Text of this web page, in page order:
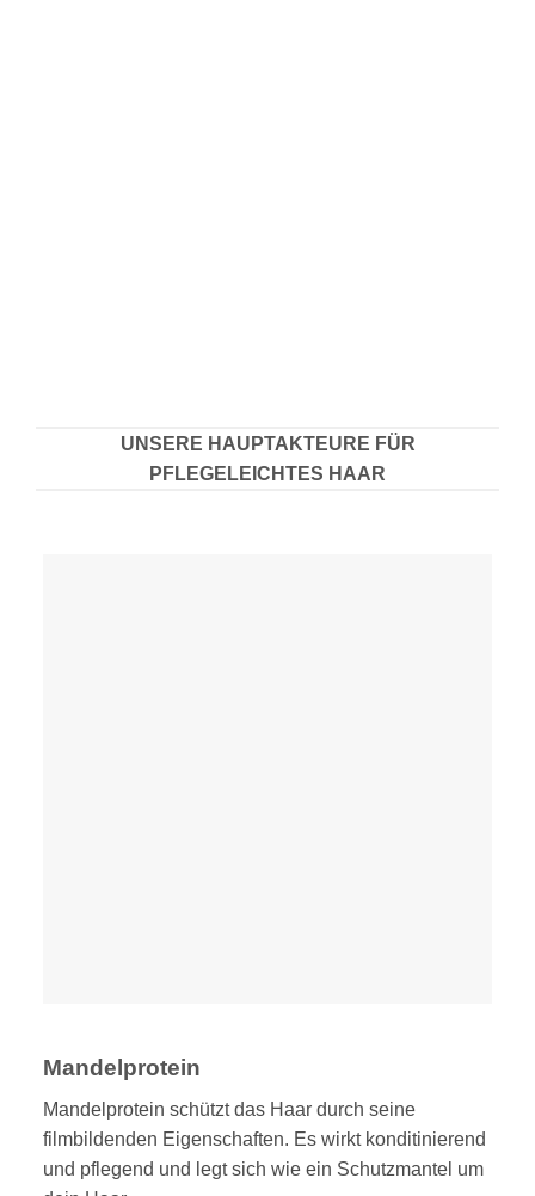
UNSERE HAUPTAKTEURE FÜR
PFLEGELEICHTES HAAR
Mandelprotein
Mandelprotein schützt das Haar durch seine
filmbildenden Eigenschaften. Es wirkt konditinierend
und pflegend und legt sich wie ein Schutzmantel um